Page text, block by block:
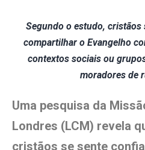
Segundo o estudo, cristãos
compartilhar o Evangelho
contextos sociais ou
moradores de
Uma pesquisa da
Londres (LCM) revela
cristãos se sente